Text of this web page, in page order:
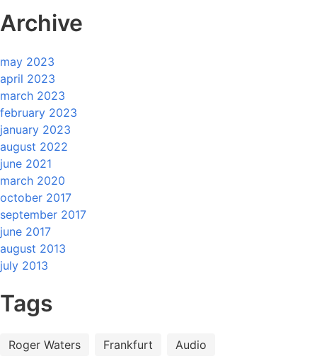
Archive
may 2023
april 2023
march 2023
february 2023
january 2023
august 2022
june 2021
march 2020
october 2017
september 2017
june 2017
august 2013
july 2013
Tags
Roger Waters Frankfurt
Audio